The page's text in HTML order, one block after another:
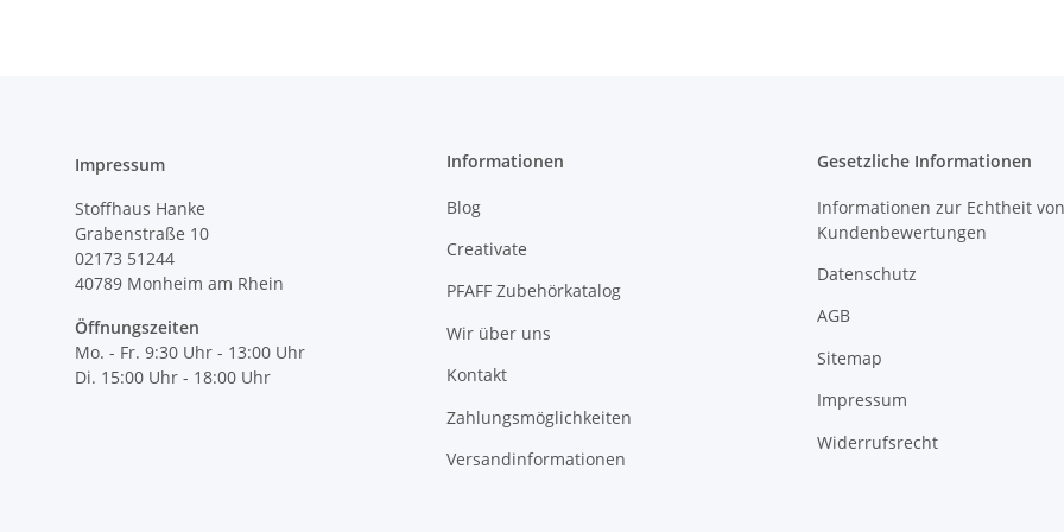
Impressum
Stoffhaus Hanke
Grabenstraße 10
02173 51244
40789 Monheim am Rhein
Öffnungszeiten
Mo. - Fr. 9:30 Uhr - 13:00 Uhr
Di. 15:00 Uhr - 18:00 Uhr
Informationen
Blog
Creativate
PFAFF Zubehörkatalog
Wir über uns
Kontakt
Zahlungsmöglichkeiten
Versandinformationen
Gesetzliche Informationen
Informationen zur Echtheit von
Kundenbewertungen
Datenschutz
AGB
Sitemap
Impressum
Widerrufsrecht